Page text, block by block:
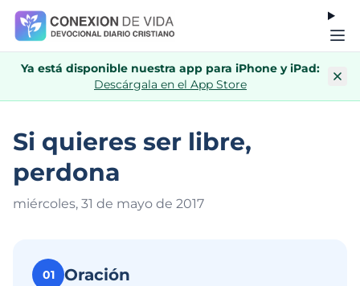
Ya está disponible nuestra app para iPhone y iPad:
Descárgala en el App Store
Si quieres ser libre,
perdona
miércoles, 31 de mayo de 2017
01 Oración